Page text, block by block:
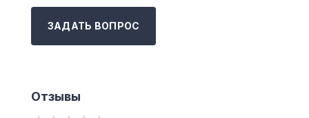
ЗАДАТЬ ВОПРОС
Отзывы